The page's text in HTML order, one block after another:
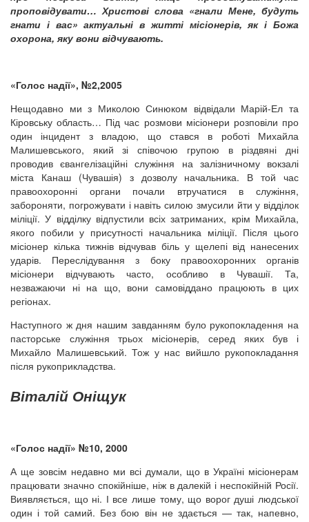
проповідувати… Христові слова «гнали Мене, будуть
гнати і вас» актуальні в житті місіонерів, як і Божа
охорона, яку вони відчувають.
«Голос надії», №2,2005
Нещодавно ми з Миколою Синюком відвідали Марій-Ел та
Кіровську область… Під час розмови місіонери розповіли про
один інцидент з владою, що стався в роботі Михайла
Малишевського, який зі співочою групою в різдвяні дні
проводив євангелізаційні служіння на залізничному вокзалі
міста Канаш (Чувашія) з дозволу начальника. В той час
правоохоронні органи почали втручатися в служіння,
забороняти, погрожувати і навіть силою змусили йти у відділок
міліції. У відділку відпустили всіх затриманих, крім Михайла,
якого побили у присутності начальника міліції. Після цього
місіонер кілька тижнів відчував біль у щелепі від нанесених
ударів. Переслідування з боку правоохоронних органів
місіонери відчувають часто, особливо в Чувашії. Та,
незважаючи ні на що, вони самовіддано працюють в цих
регіонах.
Наступного ж дня нашим завданням було рукопокладення на
пасторське служіння трьох місіонерів, серед яких був і
Михайло Малишевський. Тож у нас вийшло рукопокладання
після рукоприкладства.
Віталій Оніщук
«Голос надії» №10, 2000
А ще зовсім недавно ми всі думали, що в Україні місіонерам
працювати значно спокійніше, ніж в далекій і неспокійній Росії.
Виявляється, що ні. І все лише тому, що ворог душі людської
один і той самий. Без бою він не здається — так, напевно,